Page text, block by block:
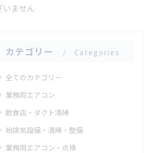
いません
カテゴリー Categories
全てのカテゴリー
業務用エアコン
飲食店・ダクト清掃
給排気設備・清掃・整備
業務用エアコン・点検